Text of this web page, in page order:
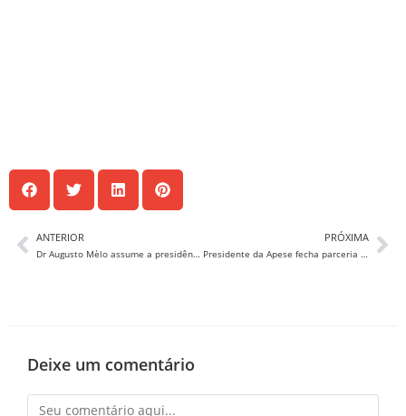
ANTERIOR
Dr Augusto Mèlo assume a presidência da Apese
PRÓXIMA
Presidente da Apese fecha parceria da ESAPESE com a Escola de Governo de Sergipe.
Deixe um comentário